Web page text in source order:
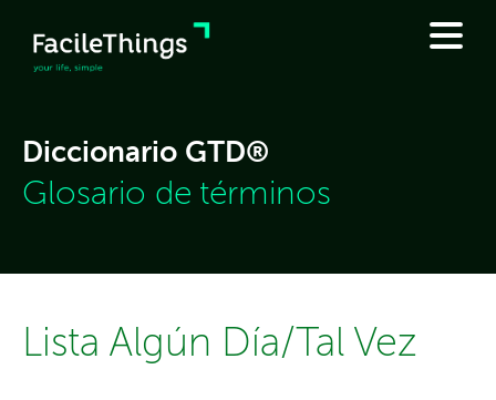
Diccionario GTD®
Glosario de términos
Lista Algún Día/Tal Vez